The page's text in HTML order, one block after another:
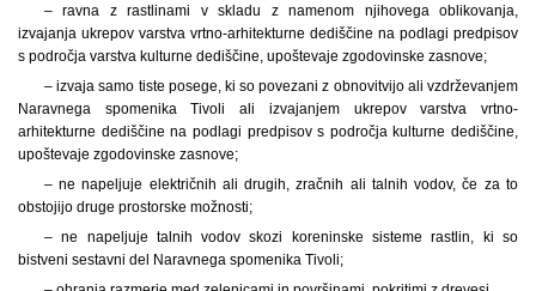
– ravna z rastlinami v skladu z namenom njihovega oblikovanja,
izvajanja ukrepov varstva vrtno-arhitekturne dediščine na podlagi predpisov
s področja varstva kulturne dediščine, upoštevaje zgodovinske zasnove;
– izvaja samo tiste posege, ki so povezani z obnovitvijo ali vzdrževanjem
Naravnega spomenika Tivoli ali izvajanjem ukrepov varstva vrtno-
arhitekturne dediščine na podlagi predpisov s področja kulturne dediščine,
upoštevaje zgodovinske zasnove;
– ne napeljuje električnih ali drugih, zračnih ali talnih vodov, če za to
obstojijo druge prostorske možnosti;
– ne napeljuje talnih vodov skozi koreninske sisteme rastlin, ki so
bistveni sestavni del Naravnega spomenika Tivoli;